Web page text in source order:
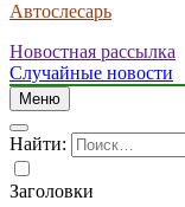
Автослесарь
Новостная рассылка
Случайные новости
Меню
Найти:
Заголовки